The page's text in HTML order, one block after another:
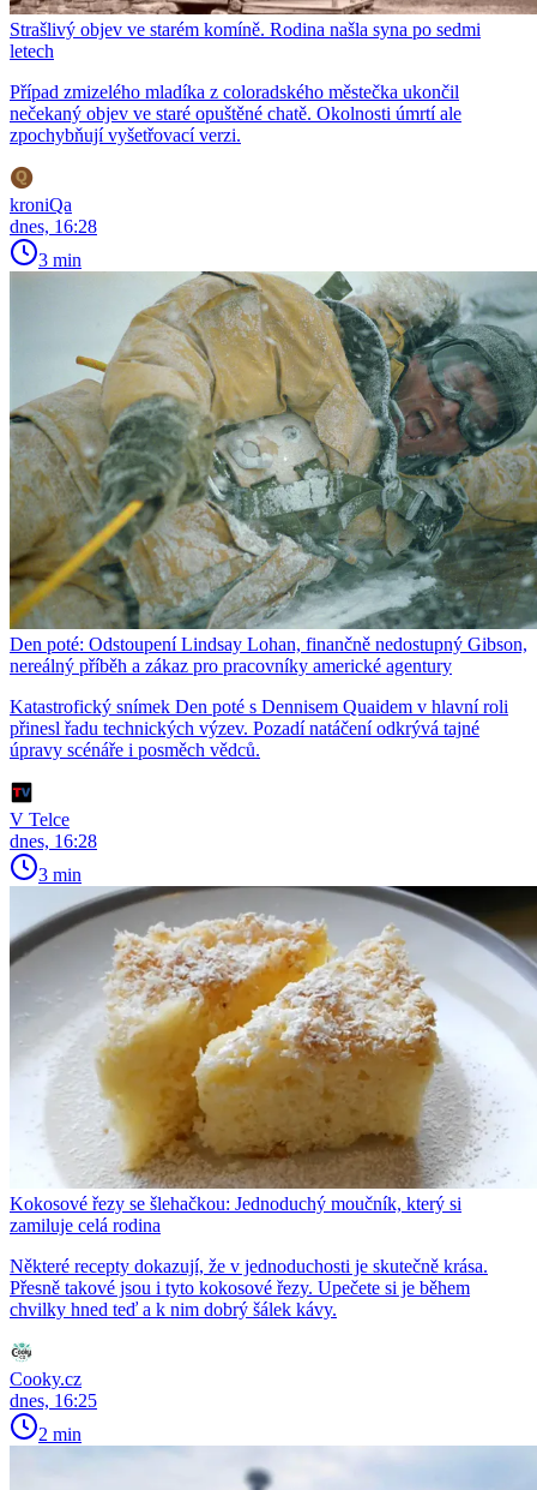
Strašlivý objev ve starém komíně. Rodina našla syna po sedmi
letech
Případ zmizelého mladíka z coloradského městečka ukončil
nečekaný objev ve staré opuštěné chatě. Okolnosti úmrtí ale
zpochybňují vyšetřovací verzi.
kroniQa
dnes, 16:28
3 min
Den poté: Odstoupení Lindsay Lohan, finančně nedostupný Gibson,
nereálný příběh a zákaz pro pracovníky americké agentury
Katastrofický snímek Den poté s Dennisem Quaidem v hlavní roli
přinesl řadu technických výzev. Pozadí natáčení odkrývá tajné
úpravy scénáře i posměch vědců.
V Telce
dnes, 16:28
3 min
Kokosové řezy se šlehačkou: Jednoduchý moučník, který si
zamiluje celá rodina
Některé recepty dokazují, že v jednoduchosti je skutečně krása.
Přesně takové jsou i tyto kokosové řezy. Upečete si je během
chvilky hned teď a k nim dobrý šálek kávy.
Cooky.cz
dnes, 16:25
2 min